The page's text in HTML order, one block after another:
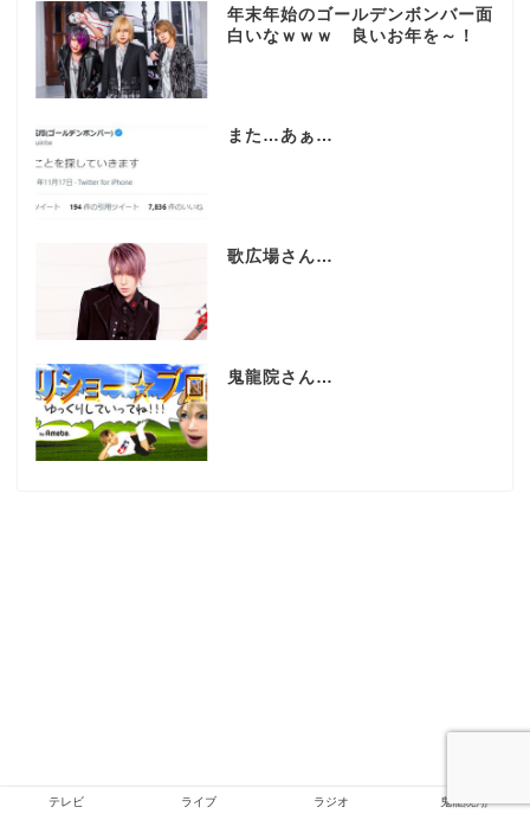
年末年始のゴールデンボンバー面
白いなｗｗｗ 良いお年を～！
また…あぁ…
歌広場さん…
鬼龍院さん…
テレビ ライブ ラジオ 鬼龍院翔